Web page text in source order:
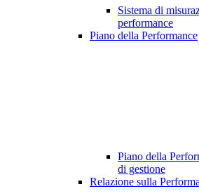
Sistema di
performance
Piano della Performance
Piano della
di gestione
Relazione sulla